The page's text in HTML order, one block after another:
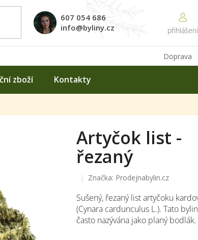
607 054 686
info@byliny.cz
Doprava
zboží Kontakty
Sušený, řezaný list artyčoku
(Cynara cardunculus L.). Tato
často nazývána jako planý bodlák.
Artyčok list -
řezaný
Značka: Prodejnabylin.cz